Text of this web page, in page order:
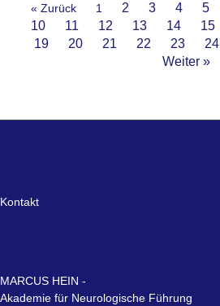
« Zurück 1 2 3 4 5
10
11 12 13 14 15
19
20 21 22 23 24
Weiter »
Kontakt
MARCUS HEIN -
Akademie für Neurologische Führung